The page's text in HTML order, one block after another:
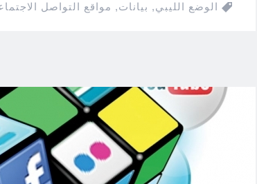
الوضع الليبي, بيانات, مواقع التواصل